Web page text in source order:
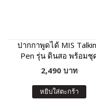
ปากกาพูดได้ MIS
Pen รุ่น ดินสอ พร้อมชุ
หนังสือเสริมภาษา พัฒนา
2,490 บาท
หยิบใส่ตะกร้า